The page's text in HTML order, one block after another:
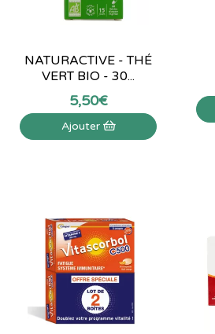
NATURACTIVE - THÉ
VERT BIO - 30...
5,50€
Ajouter